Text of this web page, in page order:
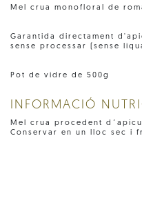
Mel crua monofloral de
Garantida directament
sense processar (sense
Pot de vidre de 500g
INFORMACIÓ
Mel crua procedent
Conservar en un lloc sec i